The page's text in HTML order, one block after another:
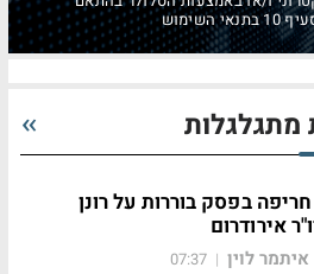
השימוש
מתגלגלות
בפסק בוררות על רונן
אירודרום
איתמר לוין |
07:37